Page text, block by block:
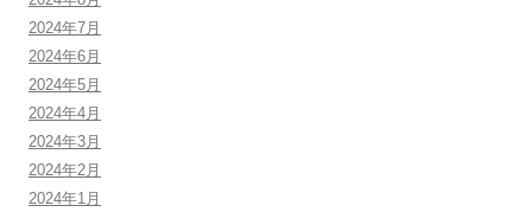
2024年7月
2024年6月
2024年5月
2024年4月
2024年3月
2024年2月
2024年1月